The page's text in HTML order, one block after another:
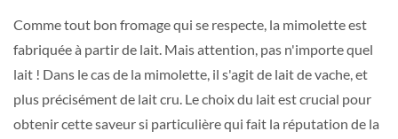
Comme tout bon fromage qui se respecte, la mimolette est
fabriquée à partir de lait. Mais attention, pas n'importe quel
lait ! Dans le cas de la mimolette, il s'agit de lait de vache, et
plus précisément de lait cru. Le choix du lait est crucial pour
obtenir cette saveur si particulière qui fait la réputation de la